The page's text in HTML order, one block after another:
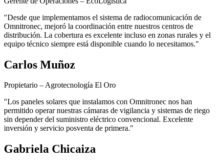
"Desde que implementamos el sistema de radiocomunicación de
Omnitronec, mejoró la coordinación entre nuestros centros de
distribución. La cobertura es excelente incluso en zonas rurales y el
equipo técnico siempre está disponible cuando lo necesitamos."
Carlos Muñoz
Propietario – Agrotecnología El Oro
"Los paneles solares que instalamos con Omnitronec nos han
permitido operar nuestras cámaras de vigilancia y sistemas de riego
sin depender del suministro eléctrico convencional. Excelente
inversión y servicio posventa de primera."
Gabriela Chicaiza